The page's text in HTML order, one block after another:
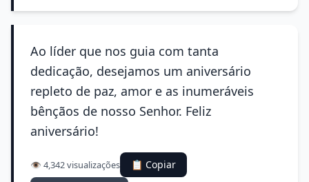
Ao líder que nos guia com tanta
dedicação, desejamos um aniversário
repleto de paz, amor e as inumeráveis
bênçãos de nosso Senhor. Feliz
aniversário!
👁️ 4,342 visualizações
📋 Copiar